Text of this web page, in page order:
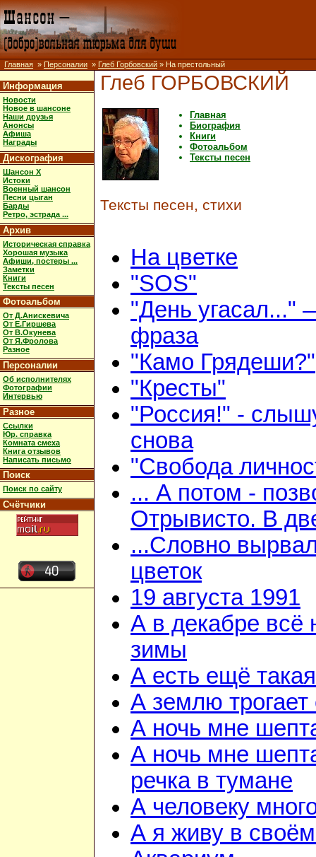
Главная » Персоналии » Глеб Горбовский » На престольный
Информация
Новости
Новое в шансоне
Наши друзья
Анонсы
Афиша
Награды
Дискография
Шансон X
Истоки
Военный шансон
Песни цыган
Барды
Ретро, эстрада ...
Архив
Историческая справка
Хорошая музыка
Афиши, постеры ...
Заметки
Книги
Тексты песен
Фотоальбом
От Д.Анискевича
От Е.Гиршева
От В.Окунева
От Я.Фролова
Разное
Персоналии
Об исполнителях
Фотографии
Интервью
Разное
Ссылки
Юр. справка
Комната смеха
Книга отзывов
Написать письмо
Поиск
Поиск по сайту
Счётчики
Глеб ГОРБОВСКИЙ
Главная
Биография
Книги
Фотоальбом
Тексты песен
Тексты песен, стихи
На цветке
"SOS"
"День угасал..."
фраза
"Камо Грядеши?"
"Кресты"
"Россия!" -
снова
"Свобода
... А потом -
Отрывисто. В
...Словно
цветок
19 августа 1991
А в декабре всё
зимы
А есть ещё
А землю трогает
А ночь мне
А ночь мне
речка в тумане
А человеку
А я живу в своём